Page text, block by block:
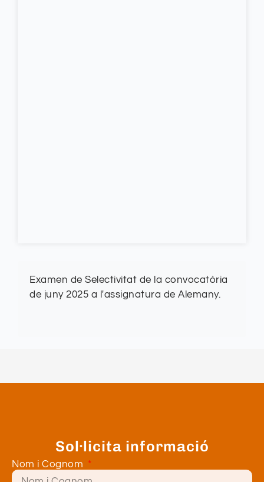
Examen de Selectivitat de la convocatòria
de juny 2025 a l'assignatura de Alemany.
Sol·licita informació
Nom i Cognom